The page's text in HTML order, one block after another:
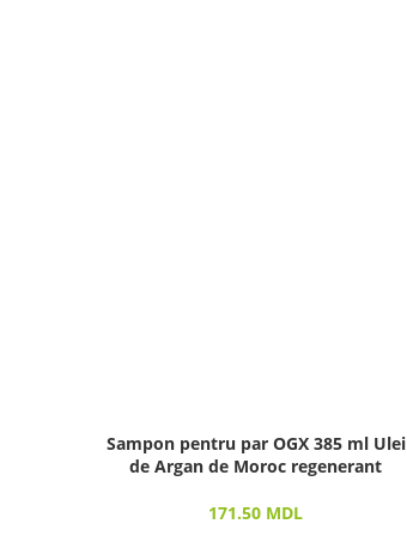
Sampon pentru par OGX 385 ml Ulei
de Argan de Moroc regenerant
171.50 MDL